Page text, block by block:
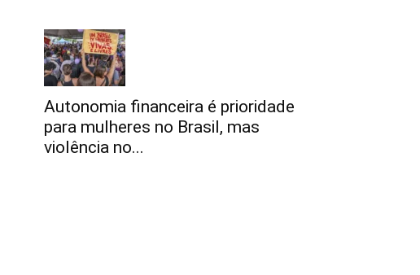
Autonomia financeira é prioridade
para mulheres no Brasil, mas
violência no...